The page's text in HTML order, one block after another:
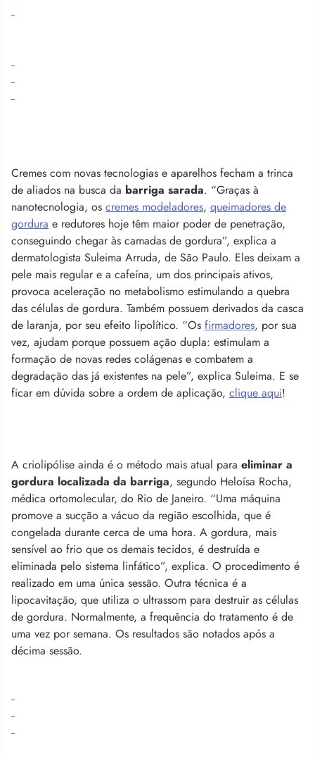
Cremes com novas tecnologias e aparelhos fecham a trinca
de aliados na busca da barriga sarada. “Graças à
nanotecnologia, os cremes modeladores, queimadores de
gordura e redutores hoje têm maior poder de penetração,
conseguindo chegar às camadas de gordura”, explica a
dermatologista Suleima Arruda, de São Paulo. Eles deixam a
pele mais regular e a cafeína, um dos principais ativos,
provoca aceleração no metabolismo estimulando a quebra
das células de gordura. Também possuem derivados da casca
de laranja, por seu efeito lipolítico. “Os firmadores, por sua
vez, ajudam porque possuem ação dupla: estimulam a
formação de novas redes colágenas e combatem a
degradação das já existentes na pele”, explica Suleima. E se
ficar em dúvida sobre a ordem de aplicação, clique aqui!
A criolipólise ainda é o método mais atual para eliminar a
gordura localizada da barriga, segundo Heloísa Rocha,
médica ortomolecular, do Rio de Janeiro. “Uma máquina
promove a sucção a vácuo da região escolhida, que é
congelada durante cerca de uma hora. A gordura, mais
sensível ao frio que os demais tecidos, é destruída e
eliminada pelo sistema linfático”, explica. O procedimento é
realizado em uma única sessão. Outra técnica é a
lipocavitação, que utiliza o ultrassom para destruir as células
de gordura. Normalmente, a frequência do tratamento é de
uma vez por semana. Os resultados são notados após a
décima sessão.